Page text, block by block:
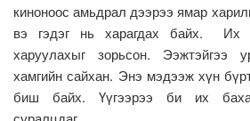
киноноос амьдрал дээрээ ямар
вэ гэдэг нь харагдах байх. Их
харуулахыг зорьсон. Ээжтэйгээ
хамгийн сайхан. Энэ мэдээж хүн
биш байх. Үүгээрээ би их